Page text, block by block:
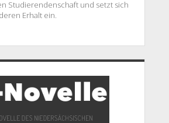
Studierendenschaft und setzt sich
Erhalt ein.